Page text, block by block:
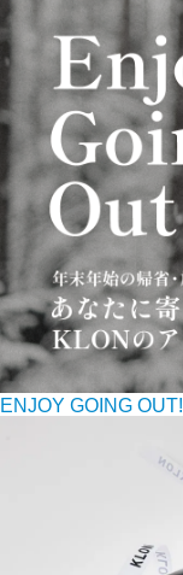
ENJOY GOING OUT!